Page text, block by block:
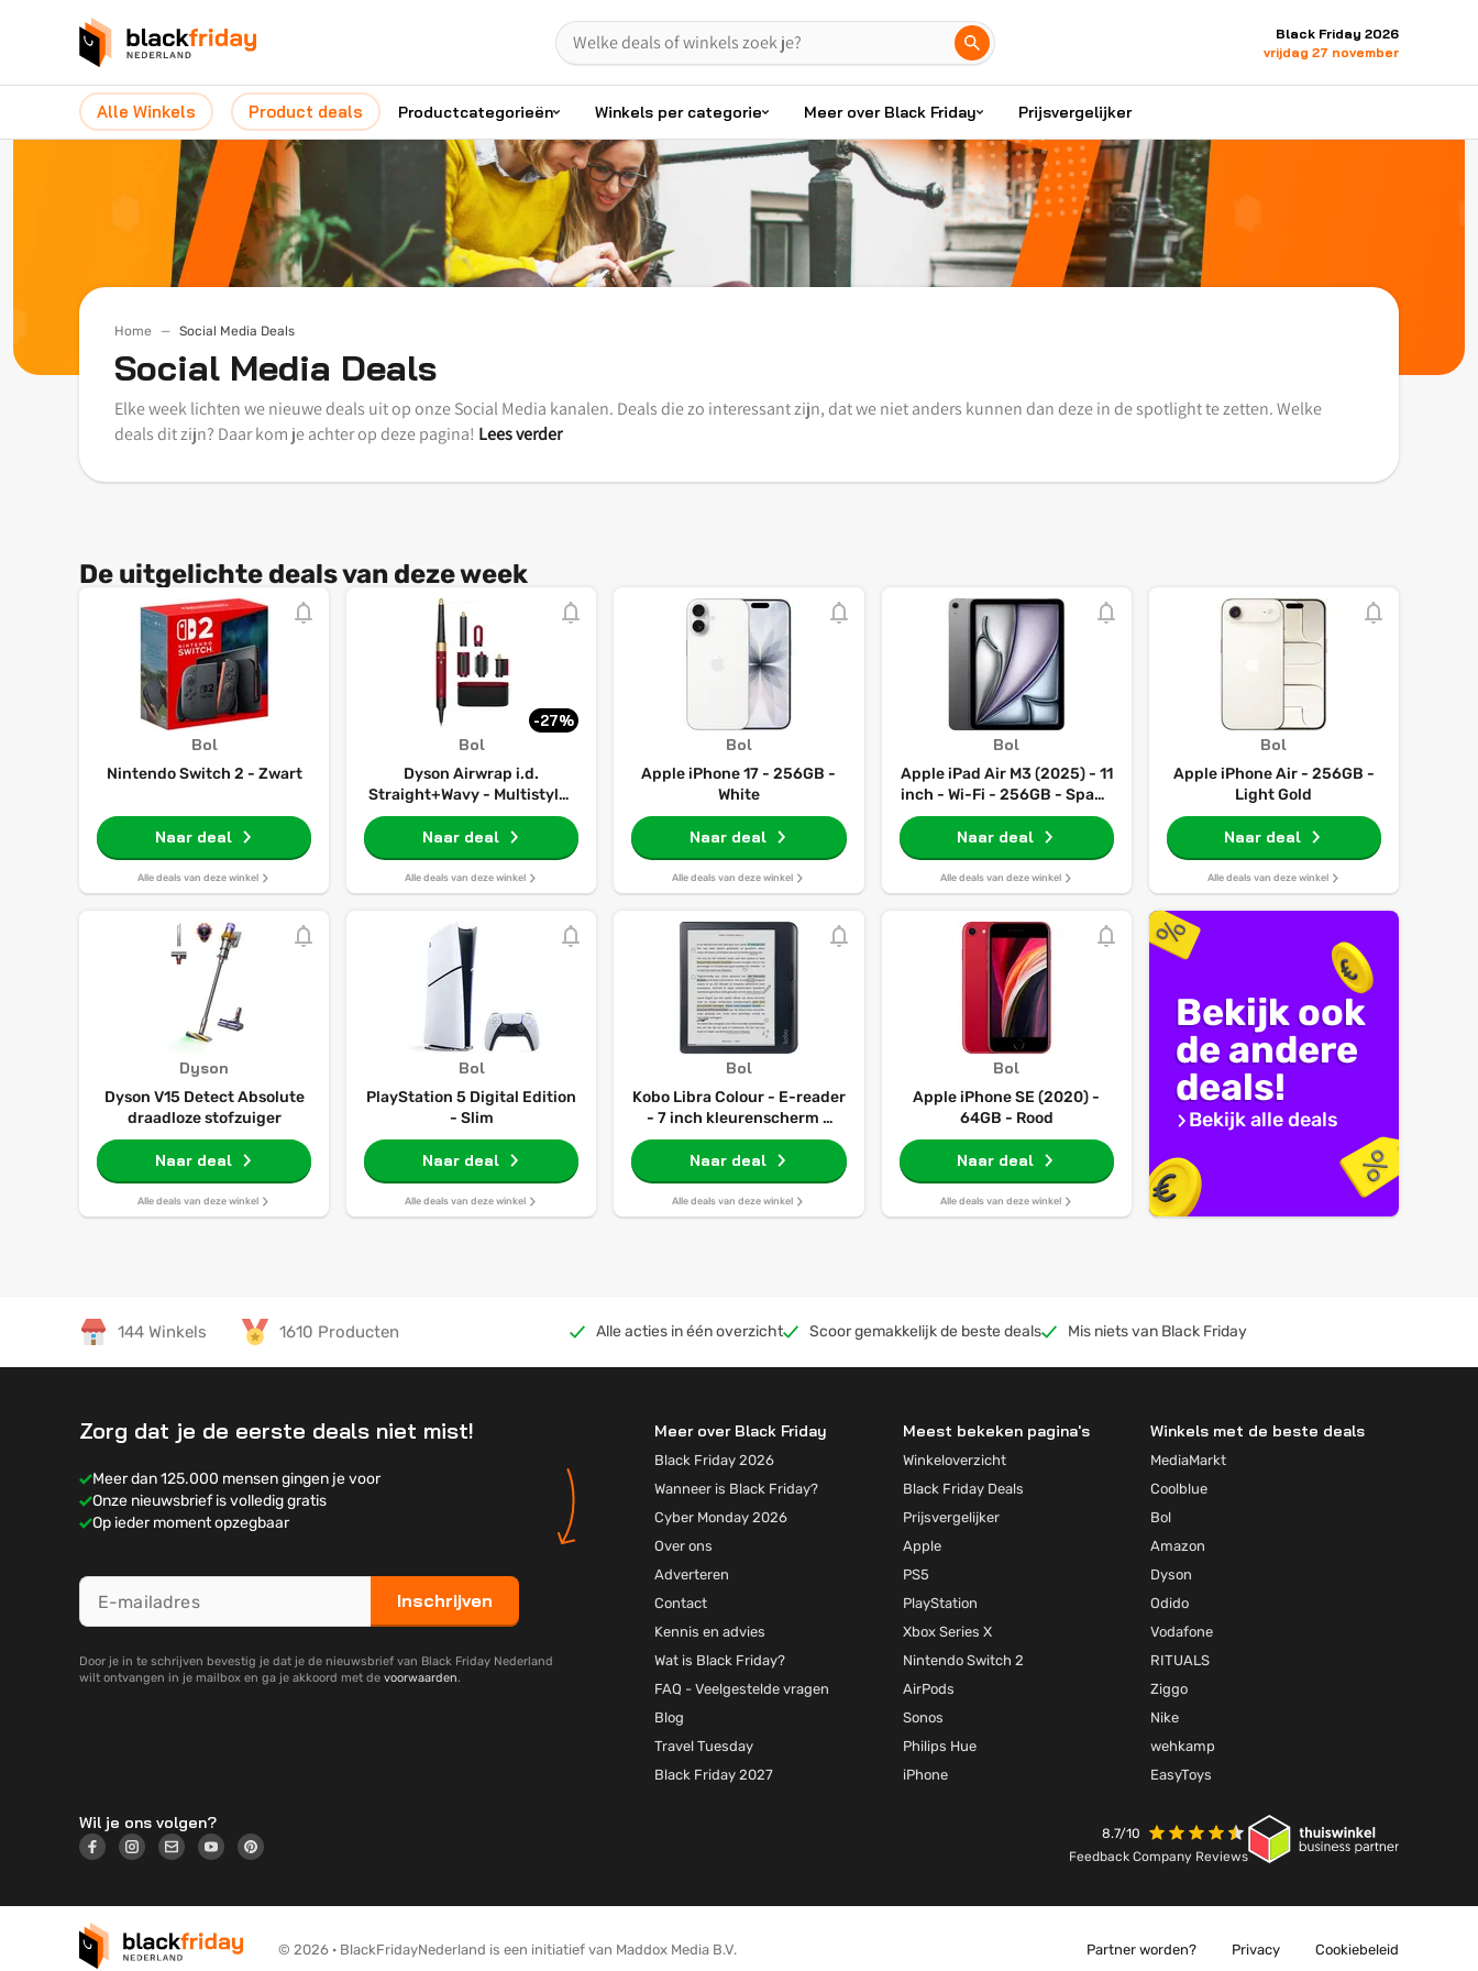
Black Friday 2026
vrijdag 27 november
Alle Winkels Product deals Productcategorieën Winkels per categorie Meer over Black Friday Prijsvergelijker
Home Social Media Deals
Social Media Deals
Elke week lichten we nieuwe deals uit op onze Social Media kanalen. Deals die zo interessant zijn, dat we niet anders kunnen dan deze in de spotlight te zetten. Welke
deals dit zijn? Daar kom je achter op deze pagina! Lees verder
De uitgelichte deals van deze week
Bol
Nintendo Switch 2 - Zwart
Naar deal
Alle deals van deze winkel
-27%
Bol
Dyson Airwrap i.d.
Straight+Wavy - Multistyler
- Föhnborstel - Krulborstel -
Red Velvet/Goud
Naar deal
Alle deals van deze winkel
Bol
Apple iPhone 17 - 256GB -
White
Naar deal
Alle deals van deze winkel
Bol
Apple iPad Air M3 (2025) - 11
inch - Wi-Fi - 256GB - Space
Grey - 7e generatie
Naar deal
Alle deals van deze winkel
Bol
Apple iPhone Air - 256GB -
Light Gold
Naar deal
Alle deals van deze winkel
Dyson
Dyson V15 Detect Absolute
draadloze stofzuiger
Naar deal
Alle deals van deze winkel
Bol
PlayStation 5 Digital Edition
- Slim
Naar deal
Alle deals van deze winkel
Bol
Kobo Libra Colour - E-reader
- 7 inch kleurenscherm -
32GB - Luisterboeken -
Zwart
Naar deal
Alle deals van deze winkel
Bol
Apple iPhone SE (2020) -
64GB - Rood
Naar deal
Alle deals van deze winkel
Bekijk ook
de andere
deals!
Bekijk alle deals
144 Winkels 1610 Producten Alle acties in één overzicht Scoor gemakkelijk de beste deals Mis niets van Black Friday
Zorg dat je de eerste deals niet mist!
Meer dan 125.000 mensen gingen je voor
Onze nieuwsbrief is volledig gratis
Op ieder moment opzegbaar
Inschrijven
Door je in te schrijven bevestig je dat je de nieuwsbrief van Black Friday Nederland
wilt ontvangen in je mailbox en ga je akkoord met de voorwaarden.
Meer over Black Friday
Black Friday 2026
Wanneer is Black Friday?
Cyber Monday 2026
Over ons
Adverteren
Contact
Kennis en advies
Wat is Black Friday?
FAQ - Veelgestelde vragen
Blog
Travel Tuesday
Black Friday 2027
Meest bekeken pagina's
Winkeloverzicht
Black Friday Deals
Prijsvergelijker
Apple
PS5
PlayStation
Xbox Series X
Nintendo Switch 2
AirPods
Sonos
Philips Hue
iPhone
Winkels met de beste deals
MediaMarkt
Coolblue
Bol
Amazon
Dyson
Odido
Vodafone
RITUALS
Ziggo
Nike
wehkamp
EasyToys
Wil je ons volgen?
8.7/10
Feedback Company Reviews
© 2026 · BlackFridayNederland is een initiatief van Maddox Media B.V. Partner worden? Privacy Cookiebeleid